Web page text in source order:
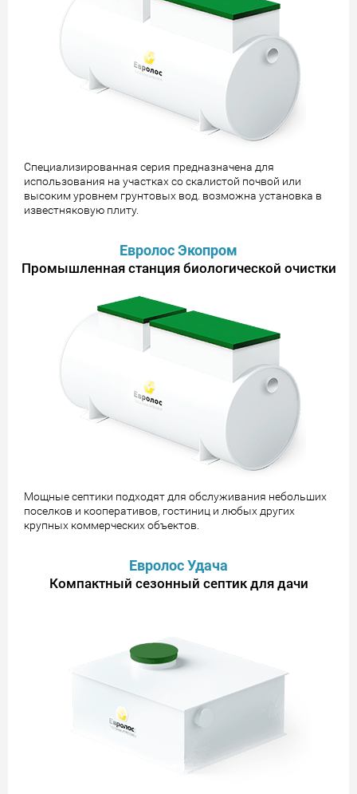
Специализированная серия предназначена для
использования на участках со скалистой почвой или
высоким уровнем грунтовых вод. возможна установка в
известняковую плиту.
Евролос Экопром
Промышленная станция биологической очистки
Мощные септики подходят для обслуживания небольших
поселков и кооперативов, гостиниц и любых других
крупных коммерческих объектов.
Евролос Удача
Компактный сезонный септик для дачи